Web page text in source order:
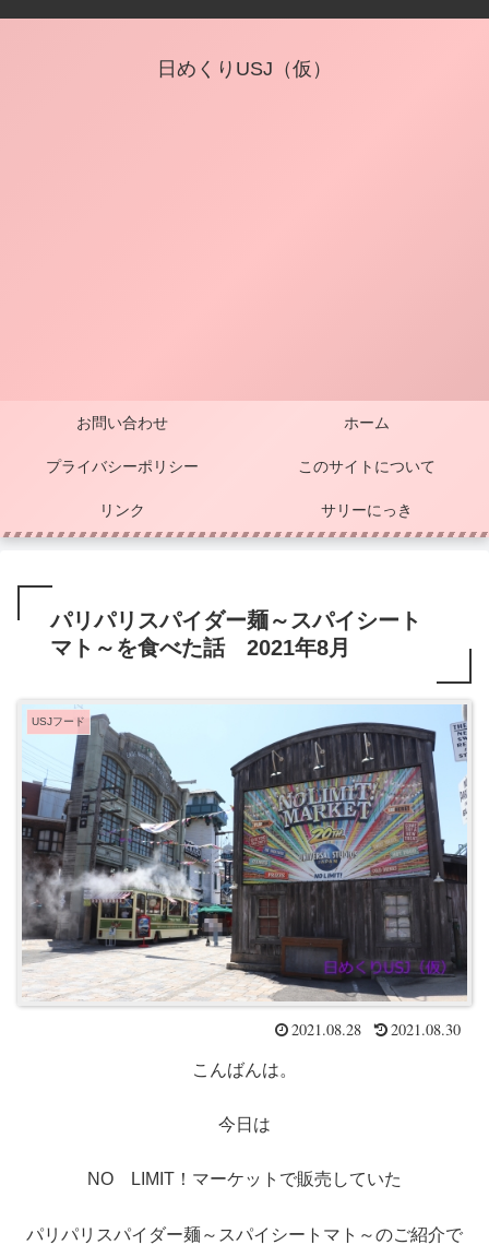
日めくりUSJ（仮）
お問い合わせ ホーム
プライバシーポリシー このサイトについて
リンク サリーにっき
パリパリスパイダー麺～スパイシート
マト～を食べた話 2021年8月
USJフード
2021.08.28 2021.08.30
こんばんは。
今日は
NO LIMIT！マーケットで販売していた
パリパリスパイダー麺～スパイシートマト～のご紹介で